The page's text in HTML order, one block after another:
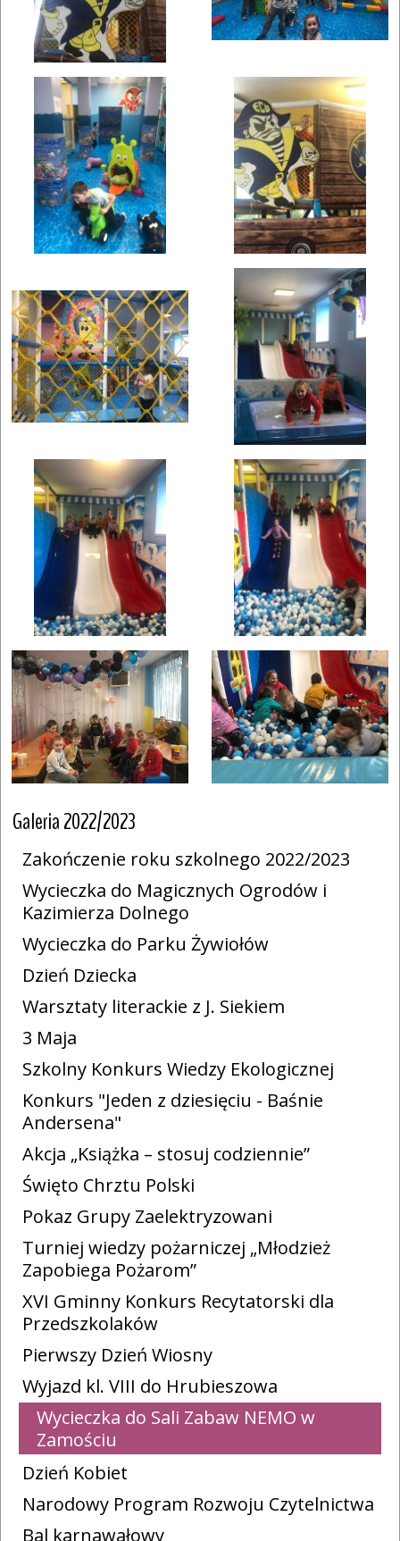
Galeria 2022/2023
Zakończenie roku szkolnego 2022/2023
Wycieczka do Magicznych Ogrodów i
Kazimierza Dolnego
Wycieczka do Parku Żywiołów
Dzień Dziecka
Warsztaty literackie z J. Siekiem
3 Maja
Szkolny Konkurs Wiedzy Ekologicznej
Konkurs "Jeden z dziesięciu - Baśnie
Andersena"
Akcja „Książka – stosuj codziennie”
Święto Chrztu Polski
Pokaz Grupy Zaelektryzowani
Turniej wiedzy pożarniczej „Młodzież
Zapobiega Pożarom”
XVI Gminny Konkurs Recytatorski dla
Przedszkolaków
Pierwszy Dzień Wiosny
Wyjazd kl. VIII do Hrubieszowa
Wycieczka do Sali Zabaw NEMO w
Zamościu
Dzień Kobiet
Narodowy Program Rozwoju Czytelnictwa
Bal karnawałowy